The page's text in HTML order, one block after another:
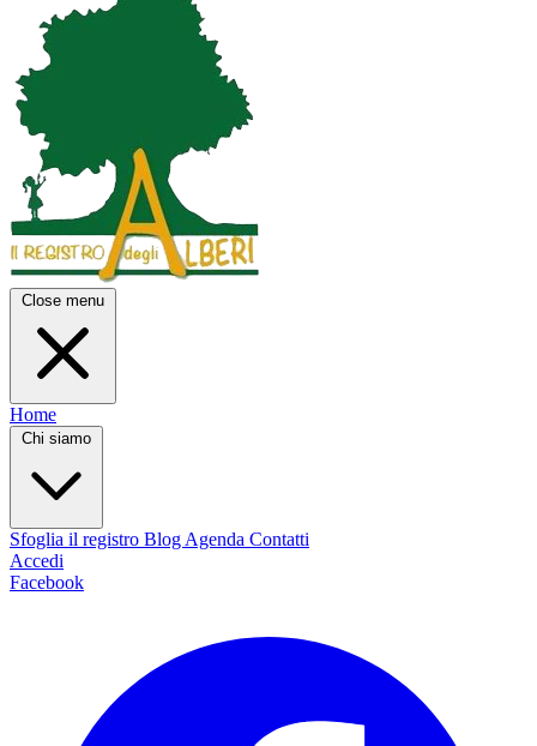
Close menu
Home
Chi siamo
Sfoglia il registro Blog Agenda Contatti
Accedi
Facebook